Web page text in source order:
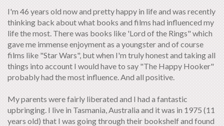
I'm 46 years old now and pretty happy in life and was recently
thinking back about what books and films had influenced my
life the most. There was books like 'Lord of the Rings" which
gave me immense enjoyment as a youngster and of course
films like "Star Wars", but when I'm truly honest and taking all
things into account I would have to say "The Happy Hooker"
probably had the most influence. And all positive.
My parents were fairly liberated and I had a fantastic
upbringing. I live in Tasmania, Australia and it was in 1975 (11
years old) that I was going through their bookshelf and found